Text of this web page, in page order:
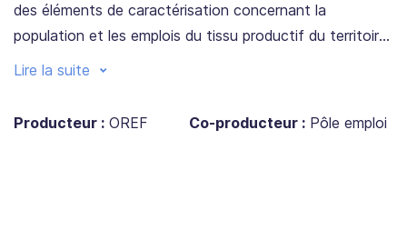
des éléments de caractérisation concernant la
population et les emplois du tissu productif du territoire,
ainsi que des indicateurs visant à qualifier les difficultés
Lire la suite
Producteur : OREF Co-producteur : Pôle emploi